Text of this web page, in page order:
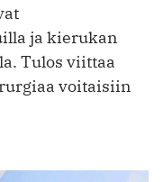
ja kierukan
Tulos viittaa
voitaisiin